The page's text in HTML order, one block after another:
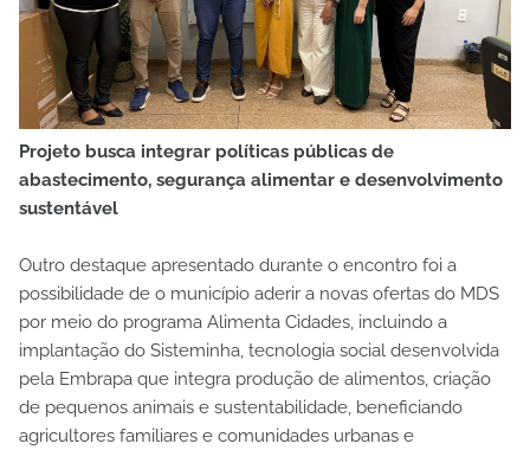
Projeto busca integrar políticas públicas de
abastecimento, segurança alimentar e desenvolvimento
sustentável
Outro destaque apresentado durante o encontro foi a
possibilidade de o município aderir a novas ofertas do MDS
por meio do programa Alimenta Cidades, incluindo a
implantação do Sisteminha, tecnologia social desenvolvida
pela Embrapa que integra produção de alimentos, criação
de pequenos animais e sustentabilidade, beneficiando
agricultores familiares e comunidades urbanas e